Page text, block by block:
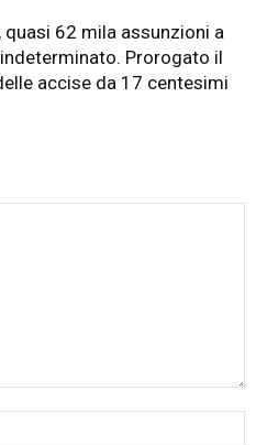
quasi 62 mila assunzioni a
Prorogato il
accise da 17 centesimi